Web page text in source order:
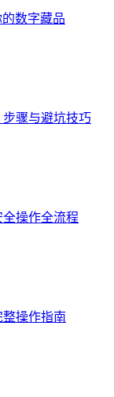
数字藏品
步骤与避坑技巧
操作全流程
操作指南